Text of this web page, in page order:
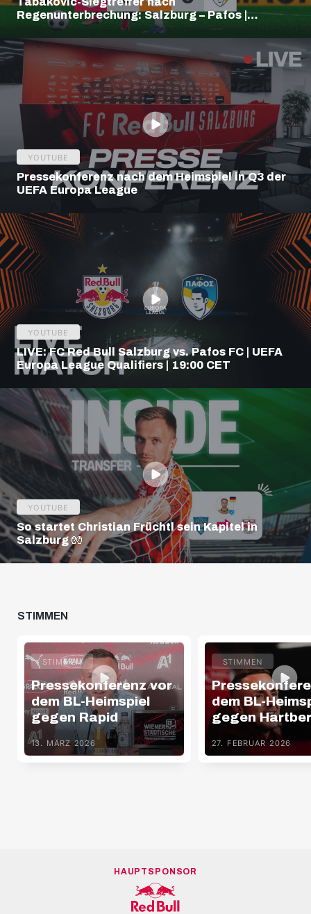
Regenunterbrechung: Salzburg – Pafos |
Highlights | Europa League Q3
YOUTUBE
Pressekonferenz nach dem Heimspiel in Q3 der
UEFA Europa League
YOUTUBE
LIVE: FC Red Bull Salzburg vs. Pafos FC | UEFA
Europa League Qualifiers | 19:00 CET
YOUTUBE
So startet Christian Früchtl sein Kapitel in
Salzburg 🧤
STIMMEN
STIMMEN
Pressekonferenz vor
dem BL-Heimspiel
gegen Rapid
13. MÄRZ 2026
STIMMEN
dem BL-
gegen
27. FEBRUAR 2026
HAUPTSPONSOR